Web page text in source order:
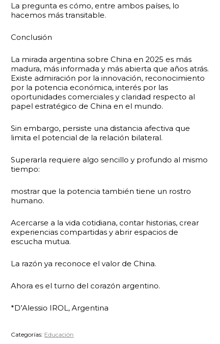
La pregunta es cómo, entre ambos países, lo
hacemos más transitable.
Conclusión
La mirada argentina sobre China en 2025 es más
madura, más informada y más abierta que años atrás.
Existe admiración por la innovación, reconocimiento
por la potencia económica, interés por las
oportunidades comerciales y claridad respecto al
papel estratégico de China en el mundo.
Sin embargo, persiste una distancia afectiva que
limita el potencial de la relación bilateral.
Superarla requiere algo sencillo y profundo al mismo
tiempo:
mostrar que la potencia también tiene un rostro
humano.
Acercarse a la vida cotidiana, contar historias, crear
experiencias compartidas y abrir espacios de
escucha mutua.
La razón ya reconoce el valor de China.
Ahora es el turno del corazón argentino.
*D’Alessio IROL, Argentina
Categorías: Educación